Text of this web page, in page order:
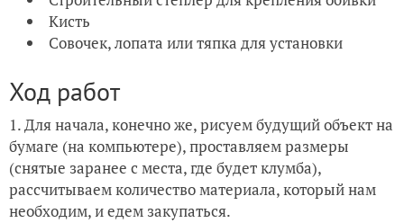
Кисть
Совочек, лопата или тяпка для установки
Ход работ
1. Для начала, конечно же, рисуем будущий объект на
бумаге (на компьютере), проставляем размеры
(снятые заранее с места, где будет клумба),
рассчитываем количество материала, который нам
необходим, и едем закупаться.